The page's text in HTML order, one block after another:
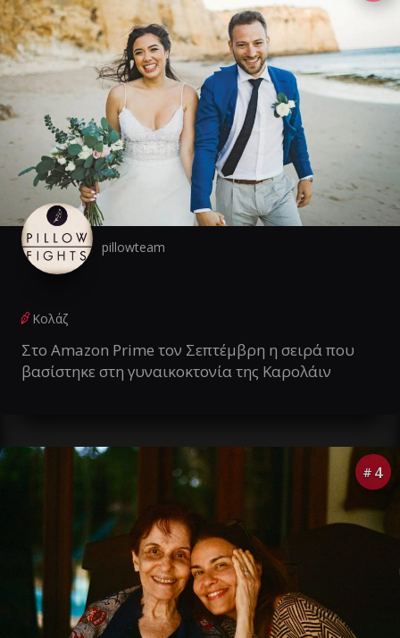
pillowteam
Κολάζ
Στο Amazon Prime τον Σεπτέμβρη η σειρά που
βασίστηκε στη γυναικοκτονία της Καρολάιν
# 4